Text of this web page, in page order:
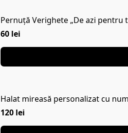
Pernuță Verighete „De azi pentru
60 lei
Halat mireasă personalizat cu
120 lei